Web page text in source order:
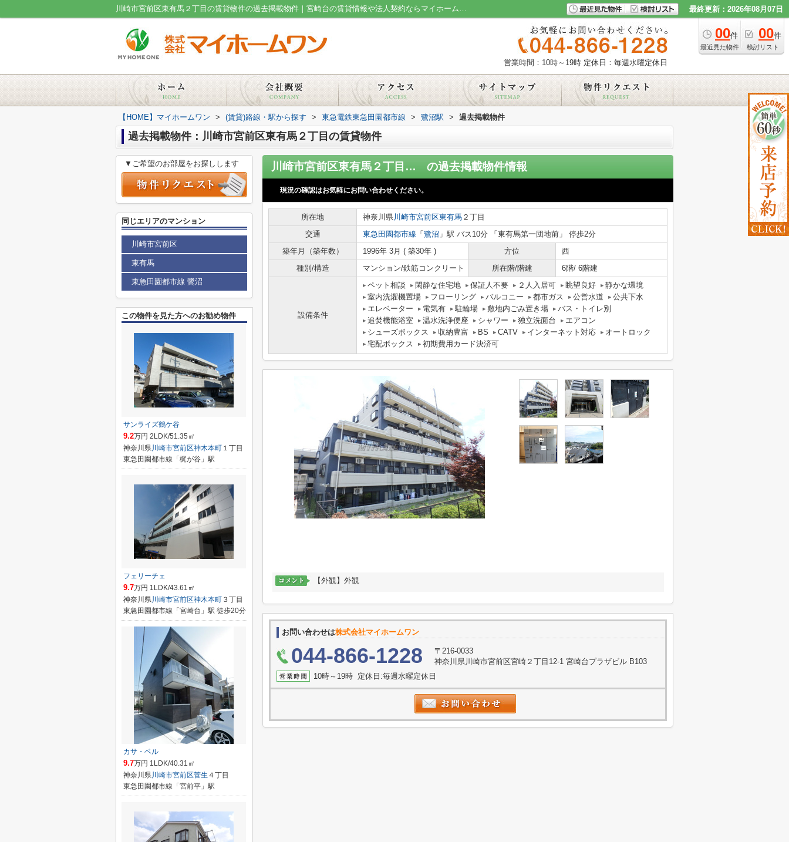
川崎市宮前区東有馬２丁目の賃貸物件の過去掲載物件｜宮崎台の賃貸情報や法人契約ならマイホームワン 最終更新：2026年08月07日
00件
最近見た物件
00件
検討リスト
営業時間：10時～19時 定休日：毎週水曜定休日
【HOME】マイホームワン > (賃貸)路線・駅から探す > 東急電鉄東急田園都市線 > 鷺沼駅 > 過去掲載物件
過去掲載物件：川崎市宮前区東有馬２丁目の賃貸物件
川崎市宮前区東有馬２丁目のマンション の過去掲載物件情報
現況の確認はお気軽にお問い合わせください。
所在地 神奈川県川崎市宮前区東有馬 ２丁目
交通
東急田園都市線 「 鷺沼 」駅 バス10分 「東有馬第一団地前」 停歩2分
築年月（築年数）
1996年 3月 ( 築30年 ) 方位
西
種別/構造
マンション/鉄筋コンクリート 所在階/階建 6階/ 6階建
設備条件
ペット相談 閑静な住宅地 保証人不要 ２人入居可 眺望良好
静かな環境
室内洗濯機置場
フローリング バルコニー 都市ガス 公営水道
公共下水
エレベーター
電気有 駐輪場 敷地内ごみ置き場
バス・トイレ別
追焚機能浴室
温水洗浄便座 シャワー 独立洗面台
エアコン
シューズボックス
収納豊富 BS CATV インターネット対応
オートロック
宅配ボックス
初期費用カード決済可
【外観】外観
お問い合わせは株式会社マイホームワン
044-866-1228
〒216-0033
神奈川県川崎市宮前区宮崎２丁目12-1 宮崎台プラザビル B103
10時～19時 定休日:毎週水曜定休日
▼ご希望のお部屋をお探しします
同じエリアのマンション
川崎市宮前区
東有馬
東急田園都市線 鷺沼
この物件を見た方へのお勧め物件
サンライズ鶴ケ谷
9.2万円 2LDK/51.35㎡
神奈川県川崎市宮前区神木本町 １丁目
東急田園都市線「梶が谷」駅
フェリーチェ
9.7万円 1LDK/43.61㎡
神奈川県川崎市宮前区神木本町 ３丁目
東急田園都市線「宮崎台」駅 徒歩20分
カサ・ベル
9.7万円 1LDK/40.31㎡
神奈川県川崎市宮前区菅生 ４丁目
東急田園都市線「宮前平」駅